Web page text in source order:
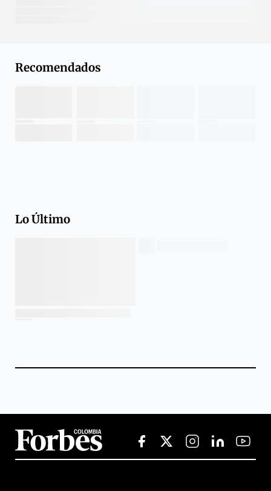
Recomendados
Lo Último